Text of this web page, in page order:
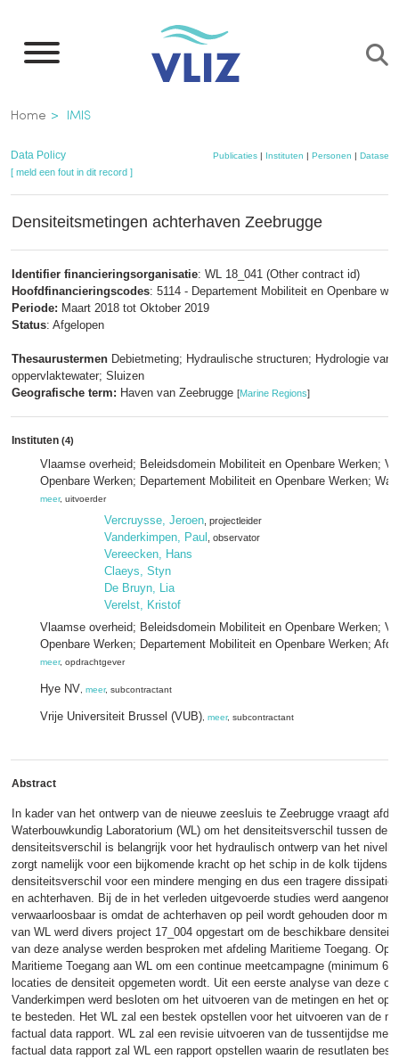
naar
inhoud
gaan
Kruimelpad
Home IMIS
Data Policy Publicaties| Instituten | Personen | Datasets
[ meld een fout in dit record ]
Densiteitsmetingen achterhaven Zeebrugge
Identifier financieringsorganisatie: WL 18_041 (Other contract id)
Hoofdfinancieringscodes: 5114 - Departement Mobiliteit en Openbare
Periode: Maart 2018 tot Oktober 2019
Status: Afgelopen
Thesaurustermen Debietmeting; Hydraulische structuren; Hydrologie van
oppervlaktewater; Sluizen
Geografische term: Haven van Zeebrugge [Marine Regions]
Instituten (4)
Vlaamse overheid; Beleidsdomein Mobiliteit en Openbare Werken;
Openbare Werken; Departement Mobiliteit en Openbare Werken;
meer, uitvoerder
Vercruysse, Jeroen , projectleider
Vanderkimpen, Paul , observator
Vereecken, Hans
Claeys, Styn
De Bruyn, Lia
Verelst, Kristof
Vlaamse overheid; Beleidsdomein Mobiliteit en Openbare Werken;
Openbare Werken; Departement Mobiliteit en Openbare Werken;
meer, opdrachtgever
Hye NV meer, subcontractant
Vrije Universiteit Brussel (VUB) meer, subcontractant
Abstract
In kader van het ontwerp van de nieuwe zeesluis te Zeebrugge vraagt
Waterbouwkundig Laboratorium (WL) om het densiteitsverschil tussen de
densiteitsverschil is belangrijk voor het hydraulisch ontwerp van het
zorgt namelijk voor een bijkomende kracht op het schip in de kolk tijdens
densiteitsverschil voor een mindere menging en dus een tragere
en achterhaven. Bij de in het verleden uitgevoerde studies werd
verwaarloosbaar is omdat de achterhaven op peil wordt gehouden door
van WL werd divers project 17_004 opgestart om de beschikbare
van deze analyse werden besproken met afdeling Maritieme Toegang. Op
Maritieme Toegang aan WL om een continue meetcampagne (minimum 6
locaties de densiteit opgemeten wordt. Uit een eerste analyse van deze
Vanderkimpen werd besloten om het uitvoeren van de metingen en het
te besteden. Het WL zal een bestek opstellen voor het uitvoeren van de
factual data rapport. WL zal een revisie uitvoeren van de tussentijdse
factual data rapport zal WL een rapport opstellen waarin de resutlaten